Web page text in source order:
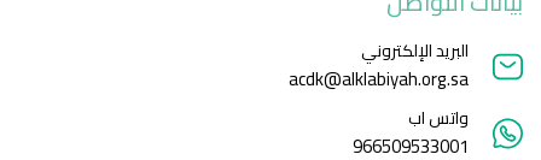
البريد الإلكتروني
acdk@alklabiyah.org.sa
واتس اب
966509533001